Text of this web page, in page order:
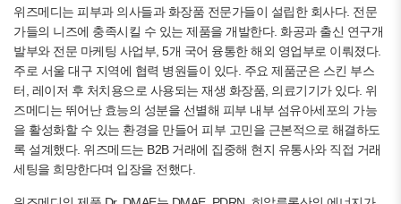
위즈메디는 피부과 의사들과 화장품 전문가들이 설립한 회사다. 전문
가들의 니즈에 충족시킬 수 있는 제품을 개발한다. 화공과 출신 연구개
발부와 전문 마케팅 사업부, 5개 국어 융통한 해외 영업부로 이뤄졌다.
주로 서울 대구 지역에 협력 병원들이 있다. 주요 제품군은 스킨 부스
터, 레이저 후 처치용으로 사용되는 재생 화장품, 의료기기가 있다. 위
즈메디는 뛰어난 효능의 성분을 선별해 피부 내부 섬유아세포의 가능
을 활성화할 수 있는 환경을 만들어 피부 고민을 근본적으로 해결하도
록 설계했다. 위즈메드는 B2B 거래에 집중해 현지 유통사와 직접 거래
세팅을 희망한다며 입장을 전했다.